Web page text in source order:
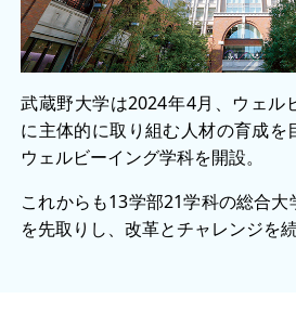
武蔵野大学は2024年4月、ウェル
に主体的に取り組む人材の育成を
ウェルビーイング学科を開設。
これからも13学部21学科の総合
を先取りし、改革とチャレンジを